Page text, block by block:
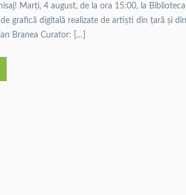
Marți, 4 august, de la ora 15:00, la
grafică digitală realizate de artiști din țară și
Branea Curator: […]